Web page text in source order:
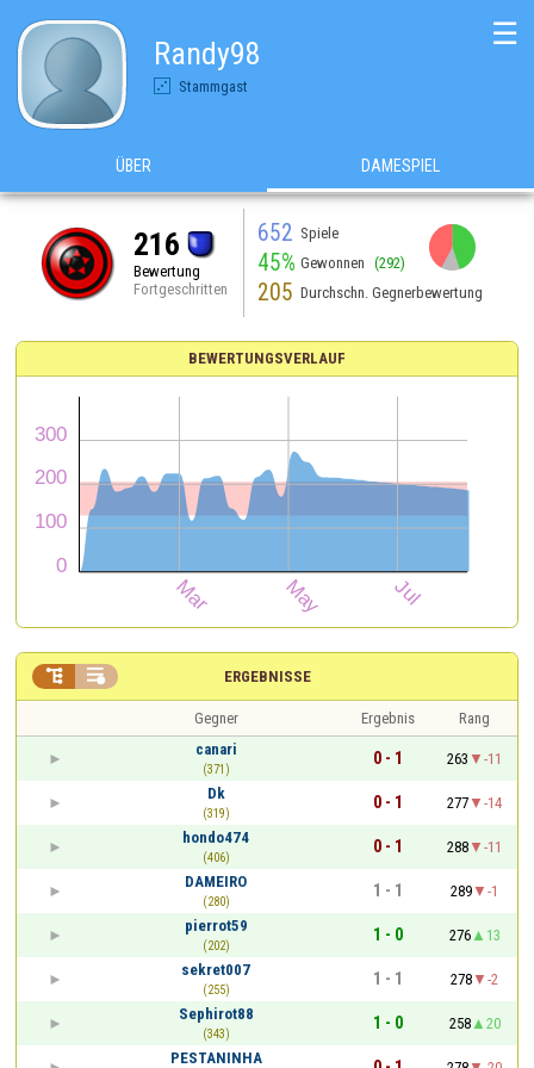
Randy98
Stammgast
☰
ÜBER DAMESPIEL
216
Bewertung
Fortgeschritten
652 Spiele
45% Gewonnen (292)
205 Durchschn. Gegnerbewertung
BEWERTUNGSVERLAUF
ERGEBNISSE
 
Gegner Ergebnis
Rang
canari
(371)
0 - 1 263
-11
Dk
(319)
0 - 1 277
-14
hondo474
(406)
0 - 1 288
-11
DAMEIRO
(280)
1 - 1 289
-1
pierrot59
(202)
1 - 0 276
13
sekret007
(255)
1 - 1 278
-2
Sephirot88
(343)
1 - 0 258
20
PESTANINHA